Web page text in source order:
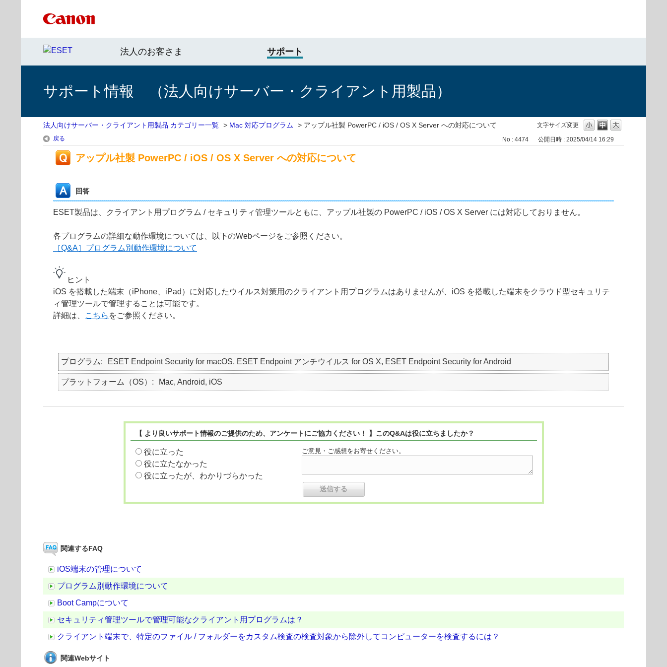
法人のお客さま サポート
サポート情報 （法人向けサーバー・クライアント用製品）
文字サイズ変更
法人向けサーバー・クライアント用製品 カテゴリー一覧 > Mac 対応プログラム > アップル社製 PowerPC / iOS / OS X Server への対応について
戻る No : 4474 公開日時 : 2025/04/14 16:29
アップル社製 PowerPC / iOS / OS X Server への対応について
回答
ESET製品は、クライアント用プログラム / セキュリティ管理ツールともに、アップル社製の PowerPC / iOS / OS X Server には対応しておりません。
各プログラムの詳細な動作環境については、以下のWebページをご参照ください。
［Q&A］プログラム別動作環境について
ヒント
iOS を搭載した端末（iPhone、iPad）に対応したウイルス対策用のクライアント用プログラムはありませんが、iOS を搭載した端末をクラウド型セキュリテ
ィ管理ツールで管理することは可能です。
詳細は、
こちら をご参照ください。
プログラム ESET Endpoint Security for macOS, ESET Endpoint アンチウイルス for OS X, ESET Endpoint Security for Android
プラットフォーム（OS） Mac, Android, iOS
【 より良いサポート情報のご提供のため、アンケートにご協力ください！ 】このQ&Aは役に立ちましたか？
役に立った
役に立たなかった
役に立ったが、わかりづらかった
ご意見・ご感想をお寄せください。
関連するFAQ
iOS端末の管理について
プログラム別動作環境について
Boot Campについて
セキュリティ管理ツールで管理可能なクライアント用プログラムは？
クライアント端末で、特定のファイル / フォルダーをカスタム検査の検査対象から除外してコンピューターを検査するには？
関連Webサイト